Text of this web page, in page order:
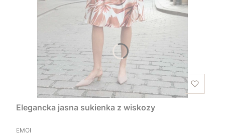
Elegancka jasna sukienka z wiskozy
PRODUCENT
EMOI